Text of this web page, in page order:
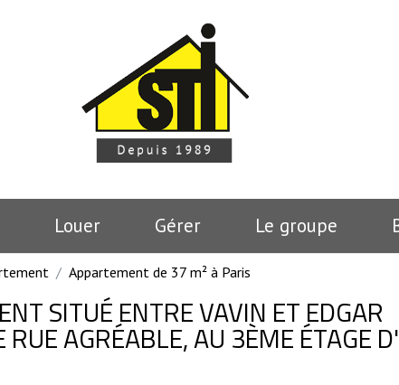
Louer Gérer le groupe
Appartement de 37 m² à Paris
SITUÉ ENTRE VAVIN ET EDGAR
RUE AGRÉABLE, AU 3ÈME ÉTAGE D'